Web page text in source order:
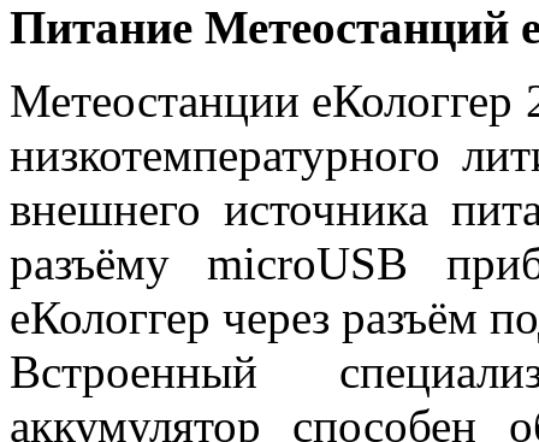
Питание Метеостанций
Метеостанции еКологгер
низкотемпературного
внешнего источника
разъёму microUSB
еКологгер через разъём
Встроенный
аккумулятор способен